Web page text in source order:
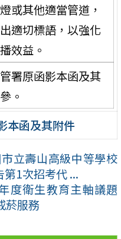
或其他適當管道，
適切標語，以強化
效益。
署原函影本函及其
。
本函及其附件
立壽山高級中等學校
1次招考代 ...
度衛生教育主軸議題
菸服務